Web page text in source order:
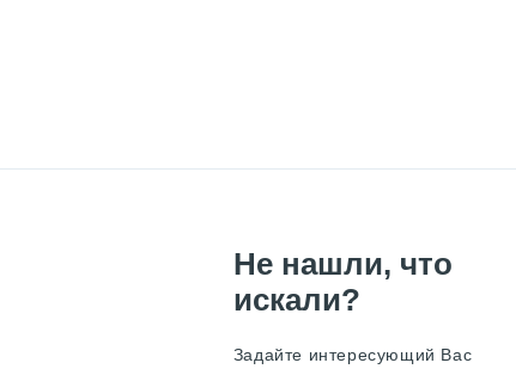
Не нашли, что
искали?
Задайте интересующий Вас